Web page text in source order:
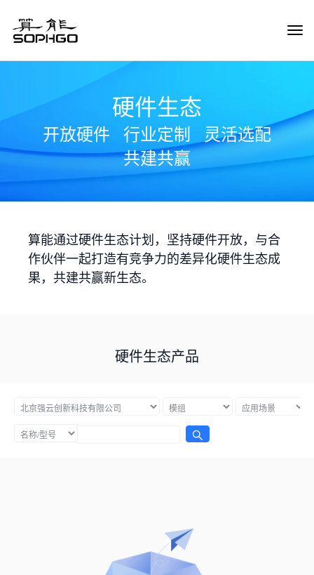
硬件生态
开放硬件 行业定制
灵活选配
共建共赢
算能通过硬件生态计划，坚持硬件开放，与合
作伙伴一起打造有竞争力的差异化硬件生态成
果，共建共赢新生态。
硬件生态产品